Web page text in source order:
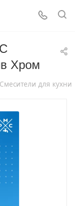
Хром
Смесители для кухни